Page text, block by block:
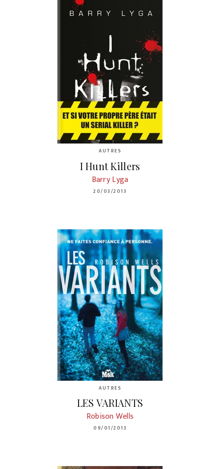
AUTRES
I Hunt Killers
Barry Lyga
20/03/2013
AUTRES
LES VARIANTS
Robison Wells
09/01/2013